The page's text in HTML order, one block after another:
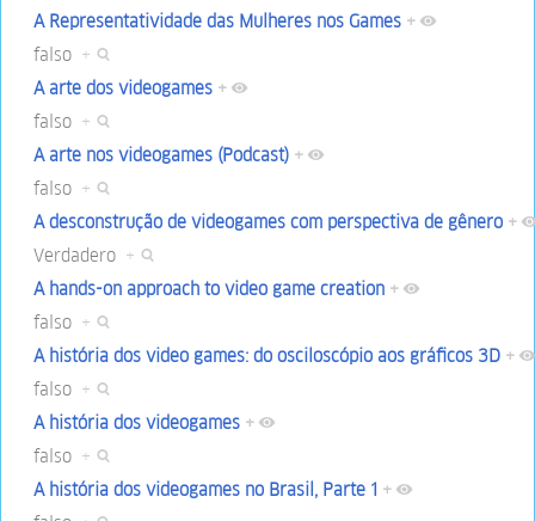
A Representatividade das Mulheres nos Games +
falso +
A arte dos videogames +
falso +
A arte nos videogames (Podcast) +
falso +
A desconstrução de videogames com perspectiva de gênero +
Verdadero +
A hands-on approach to video game creation +
falso +
A história dos video games: do osciloscópio aos gráficos 3D +
falso +
A história dos videogames +
falso +
A história dos videogames no Brasil, Parte 1 +